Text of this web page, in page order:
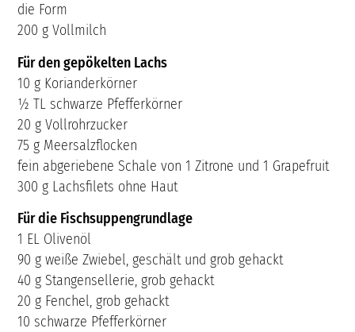
die Form
200 g Vollmilch
Für den gepökelten Lachs
10 g Korianderkörner
½ TL schwarze Pfefferkörner
20 g Vollrohrzucker
75 g Meersalzflocken
fein abgeriebene Schale von 1 Zitrone und 1 Grapefruit
300 g Lachsfilets ohne Haut
Für die Fischsuppengrundlage
1 EL Olivenöl
90 g weiße Zwiebel, geschält und grob gehackt
40 g Stangensellerie, grob gehackt
20 g Fenchel, grob gehackt
10 schwarze Pfefferkörner